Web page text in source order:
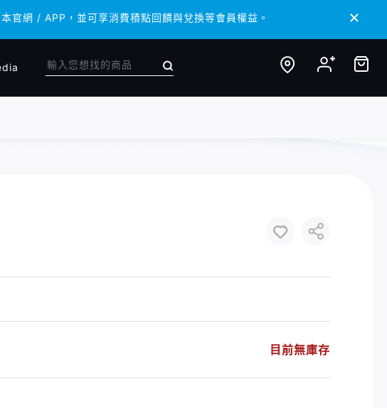
網 / APP，並可享消費積點回饋與兌換等會員權益。
網 / APP，並可享消費積點回饋與兌換等會員權益。
目前無庫存